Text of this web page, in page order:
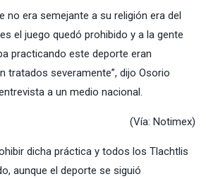
no era semejante a su religión era del
el juego quedó prohibido y a la gente
practicando este deporte eran
tratados severamente”, dijo Osorio
a un medio nacional.
(Vía: Notimex)
dicha práctica y todos los Tlachtlis
aunque el deporte se siguió